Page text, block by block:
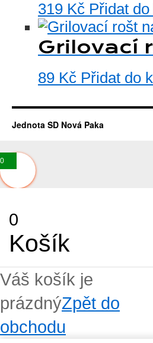
319 Kč Přidat
Grilovací
89 Kč Přidat do
Jednota SD Nová Paka
0
0
Košík
Váš košík je
prázdnýZpět do
obchodu